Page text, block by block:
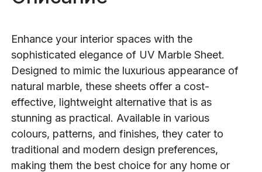
Enhance your interior spaces with the
sophisticated elegance of UV Marble Sheet.
Designed to mimic the luxurious appearance of
natural marble, these sheets offer a cost-
effective, lightweight alternative that is as
stunning as practical. Available in various
colours, patterns, and finishes, they cater to
traditional and modern design preferences,
making them the best choice for any home or